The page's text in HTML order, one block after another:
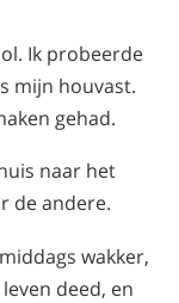
Arabisch
Oekraïens
Kroatisch
Turks
Ik probeerde
mijn houvast.
gehad.
naar het
de andere.
wakker,
deed, en